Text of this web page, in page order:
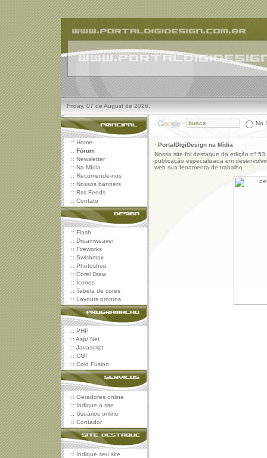
Friday, 07 de August de 2026.
No
:: Home
:: Fórum
:: Newsletter
:: Na Mídia
:: Recomende-nos
:: Nossos banners
:: Rss Feeds
:: Contato
:: Flash
:: Dreamweaver
:: Fireworks
:: Swishmax
:: Photoshop
:: Corel Draw
:: Ícones
:: Tabela de cores
:: Layouts prontos
:: PHP
:: Asp/.Net
:: Javascript
:: CGI
:: Cold Fusion
:: Geradores online
:: Indique o site
:: Usuários online
:: Contador
:: Indique seu site
· PortalDigiDesign na Mídia
Nosso site foi destaque da edição nº
publicação especializada em
web sua ferramenta de trabalho.